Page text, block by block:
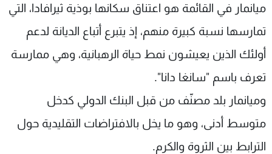
ميانمار في القائمة هو اعتناق سكانها بوذية ثيرافادا، التي
تمارسها نسبة كبيرة منهم، إذ يتبرع أتباع الديانة لدعم
أولئك الذين يعيشون نمط حياة الرهبانية، وهي ممارسة
تعرف باسم "سانغا دانا".
وميانمار بلد مصنّف من قبل البنك الدولي كدخل
متوسط ​​أدنى، وهو ما يخل بالافتراضات التقليدية حول
الترابط بين الثروة والكرم.